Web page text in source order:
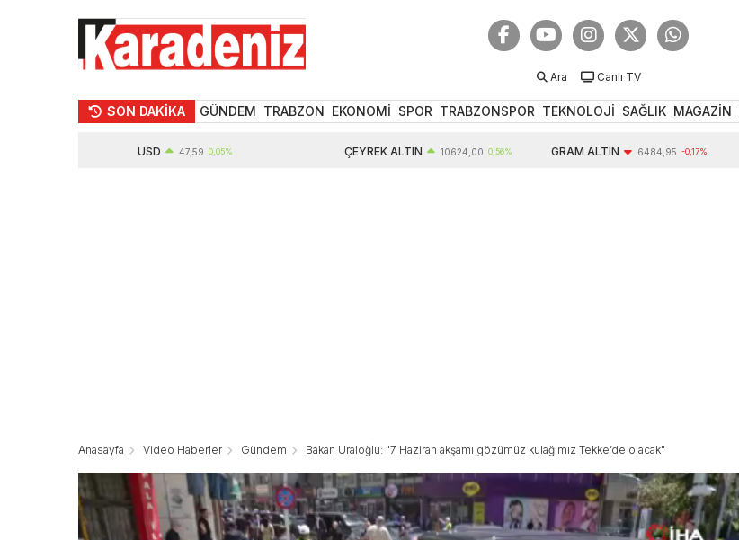
Ara Canlı TV
SON DAKİKA GÜNDEM TRABZON EKONOMİ SPOR TRABZONSPOR TEKNOLOJİ SAĞLIK MAGAZİN
47,59 0,05% ÇEYREK ALTIN 10624,00 0,56% GRAM ALTIN 6484,95 -0,17%
Anasayfa Video Haberler Gündem Bakan Uraloğlu: "7 Haziran akşamı gözümüz kulağımız Tekke’de olacak"